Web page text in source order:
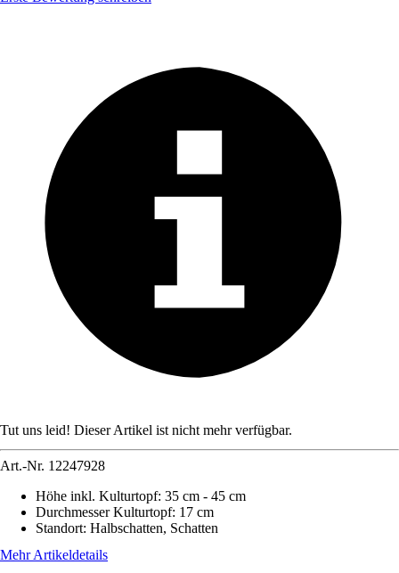
Tut uns leid! Dieser Artikel ist nicht mehr verfügbar.
Art.-Nr. 12247928
Höhe inkl. Kulturtopf: 35 cm - 45 cm
Durchmesser Kulturtopf: 17 cm
Standort: Halbschatten, Schatten
Mehr Artikeldetails